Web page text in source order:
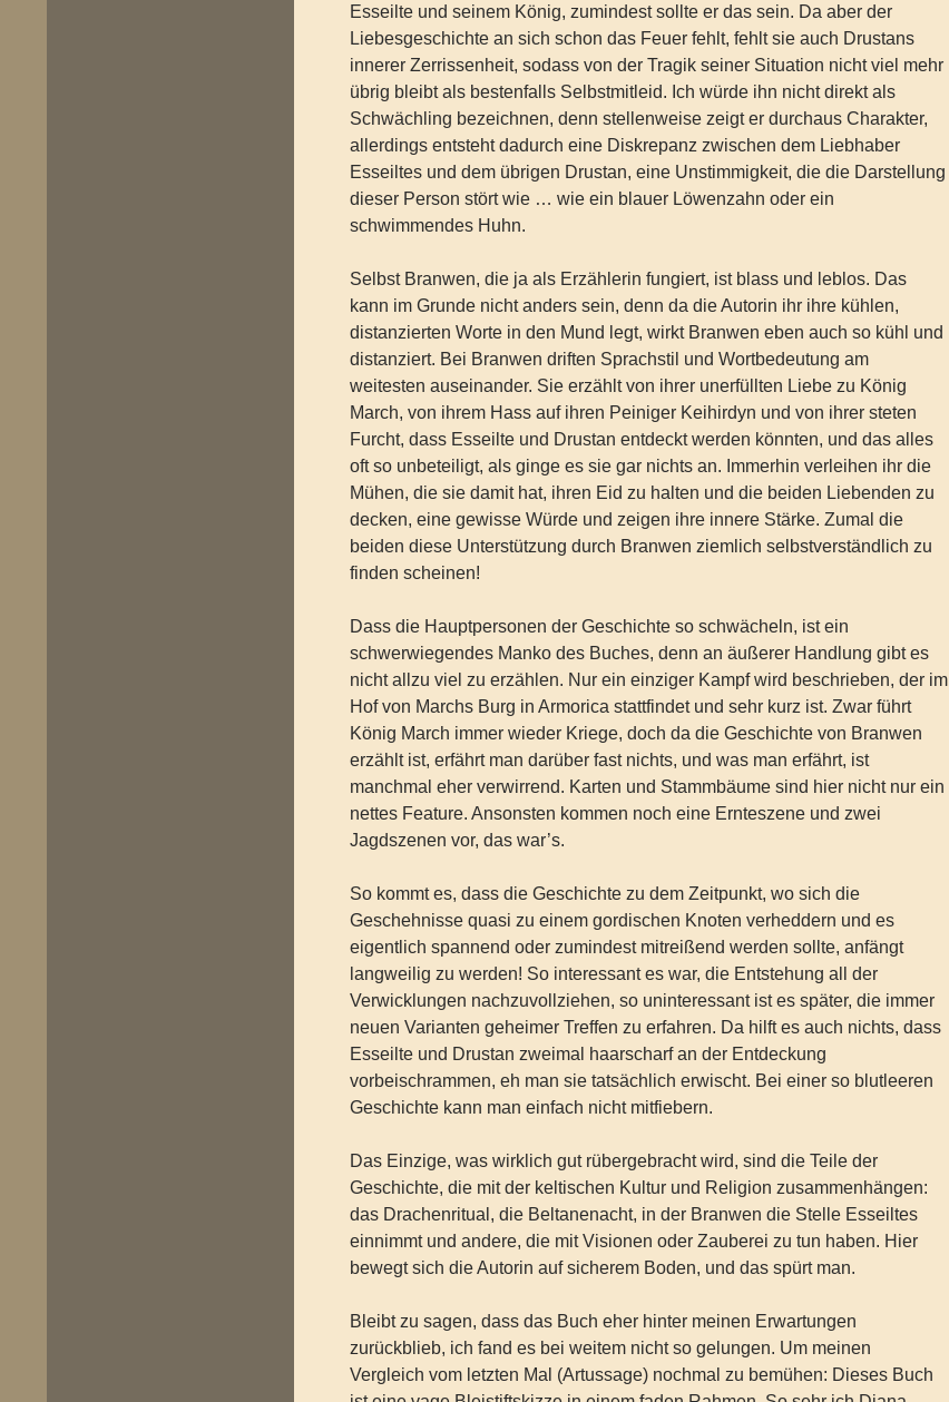
Esseilte und seinem König, zumindest sollte er das sein. Da aber der
Liebesgeschichte an sich schon das Feuer fehlt, fehlt sie auch Drustans
innerer Zerrissenheit, sodass von der Tragik seiner Situation nicht viel mehr
übrig bleibt als bestenfalls Selbstmitleid. Ich würde ihn nicht direkt als
Schwächling bezeichnen, denn stellenweise zeigt er durchaus Charakter,
allerdings entsteht dadurch eine Diskrepanz zwischen dem Liebhaber
Esseiltes und dem übrigen Drustan, eine Unstimmigkeit, die die Darstellung
dieser Person stört wie … wie ein blauer Löwenzahn oder ein
schwimmendes Huhn.
Selbst Branwen, die ja als Erzählerin fungiert, ist blass und leblos. Das
kann im Grunde nicht anders sein, denn da die Autorin ihr ihre kühlen,
distanzierten Worte in den Mund legt, wirkt Branwen eben auch so kühl und
distanziert. Bei Branwen driften Sprachstil und Wortbedeutung am
weitesten auseinander. Sie erzählt von ihrer unerfüllten Liebe zu König
March, von ihrem Hass auf ihren Peiniger Keihirdyn und von ihrer steten
Furcht, dass Esseilte und Drustan entdeckt werden könnten, und das alles
oft so unbeteiligt, als ginge es sie gar nichts an. Immerhin verleihen ihr die
Mühen, die sie damit hat, ihren Eid zu halten und die beiden Liebenden zu
decken, eine gewisse Würde und zeigen ihre innere Stärke. Zumal die
beiden diese Unterstützung durch Branwen ziemlich selbstverständlich zu
finden scheinen!
Dass die Hauptpersonen der Geschichte so schwächeln, ist ein
schwerwiegendes Manko des Buches, denn an äußerer Handlung gibt es
nicht allzu viel zu erzählen. Nur ein einziger Kampf wird beschrieben, der im
Hof von Marchs Burg in Armorica stattfindet und sehr kurz ist. Zwar führt
König March immer wieder Kriege, doch da die Geschichte von Branwen
erzählt ist, erfährt man darüber fast nichts, und was man erfährt, ist
manchmal eher verwirrend. Karten und Stammbäume sind hier nicht nur ein
nettes Feature. Ansonsten kommen noch eine Ernteszene und zwei
Jagdszenen vor, das war’s.
So kommt es, dass die Geschichte zu dem Zeitpunkt, wo sich die
Geschehnisse quasi zu einem gordischen Knoten verheddern und es
eigentlich spannend oder zumindest mitreißend werden sollte, anfängt
langweilig zu werden! So interessant es war, die Entstehung all der
Verwicklungen nachzuvollziehen, so uninteressant ist es später, die immer
neuen Varianten geheimer Treffen zu erfahren. Da hilft es auch nichts, dass
Esseilte und Drustan zweimal haarscharf an der Entdeckung
vorbeischrammen, eh man sie tatsächlich erwischt. Bei einer so blutleeren
Geschichte kann man einfach nicht mitfiebern.
Das Einzige, was wirklich gut rübergebracht wird, sind die Teile der
Geschichte, die mit der keltischen Kultur und Religion zusammenhängen:
das Drachenritual, die Beltanenacht, in der Branwen die Stelle Esseiltes
einnimmt und andere, die mit Visionen oder Zauberei zu tun haben. Hier
bewegt sich die Autorin auf sicherem Boden, und das spürt man.
Bleibt zu sagen, dass das Buch eher hinter meinen Erwartungen
zurückblieb, ich fand es bei weitem nicht so gelungen. Um meinen
Vergleich vom letzten Mal (Artussage) nochmal zu bemühen: Dieses Buch